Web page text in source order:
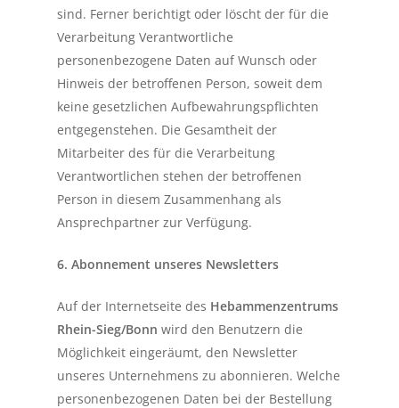
sind. Ferner berichtigt oder löscht der für die
Verarbeitung Verantwortliche
personenbezogene Daten auf Wunsch oder
Hinweis der betroffenen Person, soweit dem
keine gesetzlichen Aufbewahrungspflichten
entgegenstehen. Die Gesamtheit der
Mitarbeiter des für die Verarbeitung
Verantwortlichen stehen der betroffenen
Person in diesem Zusammenhang als
Ansprechpartner zur Verfügung.
6. Abonnement unseres Newsletters
Auf der Internetseite des Hebammenzentrums
Rhein-Sieg/Bonn wird den Benutzern die
Möglichkeit eingeräumt, den Newsletter
unseres Unternehmens zu abonnieren. Welche
personenbezogenen Daten bei der Bestellung